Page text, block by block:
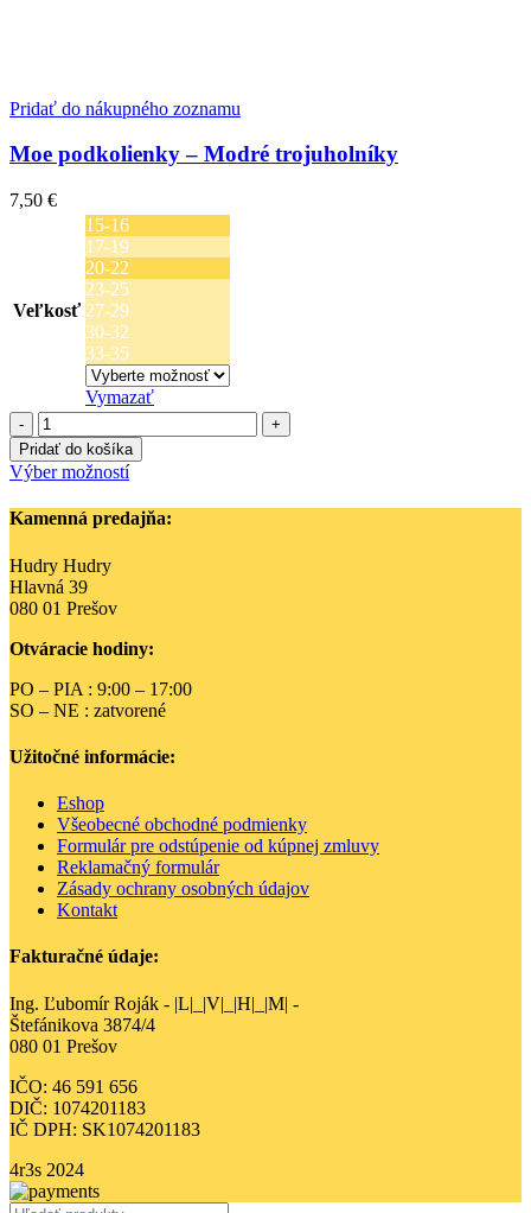
Pridať do nákupného zoznamu
Moe podkolienky – Modré trojuholníky
7,50 €
Veľkosť
15-16
17-19
20-22
23-25
27-29
30-32
33-35
Vymazať
množstvo
Moe
podkolienky
-
Modré
trojuholníky
Pridať do košíka
Výber možnostíTento
má
viacero
vybrať
na
stránke
produktu.
Kamenná predajňa:
Hudry Hudry
Hlavná 39
080 01 Prešov
Otváracie hodiny:
PO – PIA : 9:00 – 17:00
SO – NE : zatvorené
Užitočné informácie:
Eshop
Všeobecné obchodné podmienky
Formulár pre odstúpenie od kúpnej zmluvy
Reklamačný formulár
Zásady ochrany osobných údajov
Kontakt
Fakturačné údaje:
Ing. Ľubomír Roják - |L|_|V|_|H|_|M| -
Štefánikova 3874/4
080 01 Prešov
IČO: 46 591 656
DIČ: 1074201183
IČ DPH: SK1074201183
4r3s 2024